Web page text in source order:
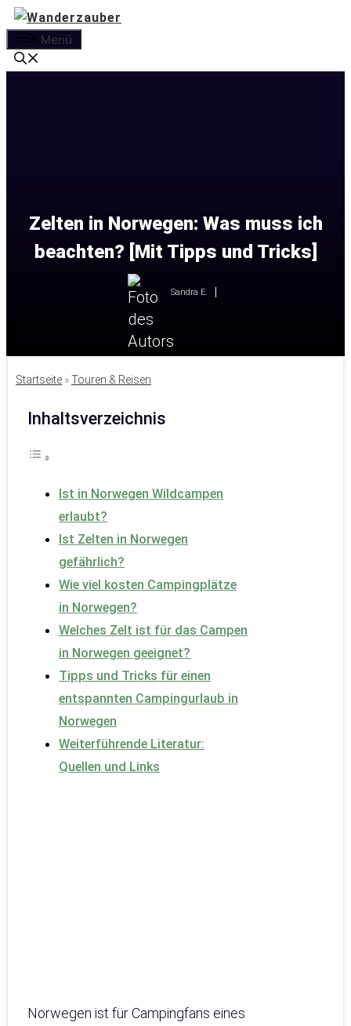
Zum
Inhalt
springen
Menü
Zelten in Norwegen: Was muss ich
beachten? [Mit Tipps und Tricks]
Sandra E.
Startseite »Touren & Reisen
Inhaltsverzeichnis
Ist in Norwegen Wildcampen
erlaubt?
Ist Zelten in Norwegen
gefährlich?
Wie viel kosten Campingplätze
in Norwegen?
Welches Zelt ist für das Campen
in Norwegen geeignet?
Tipps und Tricks für einen
entspannten Campingurlaub in
Norwegen
Weiterführende Literatur:
Quellen und Links
Norwegen ist für Campingfans eines